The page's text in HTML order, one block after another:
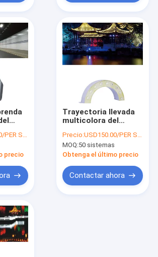
SET
precio
Trayectoria llevada
multicolora del
que enciende
disipación de calor
llevada de la teja de
Precio:USD150.00/PER SET
MOQ:50 sistemas
Obtenga el último precio
Contactar ahora